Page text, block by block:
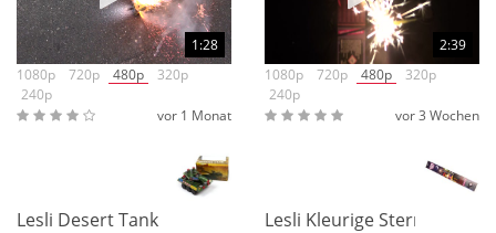
1:28
1080p
720p 480p
320p
240p
vor 1 Monat
Lesli Desert Tank
2:39
1080p
720p 480p
320p
240p
vor 3 Wochen
Lesli Kleurige Sterretjes